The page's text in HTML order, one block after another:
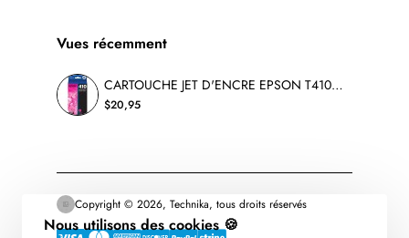
Nous utilisons des cookies 🍪
Vues récemment
CARTOUCHE JET D'ENCRE EPSON T410320 ORIGINALE MAGENTA
$20,95
Copyright © 2026, Technika, tous droits réservés